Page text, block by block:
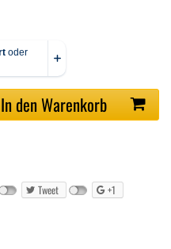
In den Warenkorb
Tweet +1